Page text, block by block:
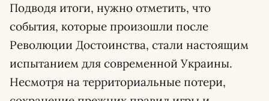
Подводя итоги, нужно отметить, что
события, которые произошли после
Революции Достоинства, стали настоящим
испытанием для современной Украины.
Несмотря на территориальные потери,